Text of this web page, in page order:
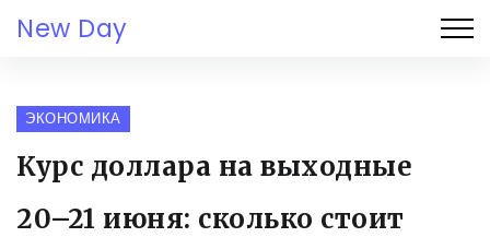
New Day
ЭКОНОМИКА
Курс доллара на выходные
20–21 июня: сколько стоит